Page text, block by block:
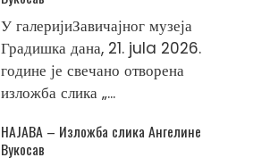
У галеријиЗавичајног музеја
Градишка дана, 21. jula 2026.
године је свечано отворена
изложба слика „...
НАЈАВА – Изложба слика Ангелине
Вукосав